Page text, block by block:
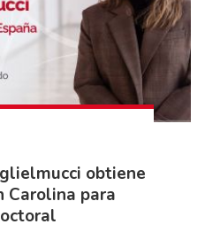
obtiene
Carolina para